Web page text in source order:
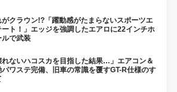
がクラウン!?「躍動感がたまらないスポーツエ
ート！」エッジを強調したエアロに22インチホ
ルで武装
れないハコスカを目指した結果…」エアコン＆
パワステ完備、旧車の常識を覆すGT-R仕様のす